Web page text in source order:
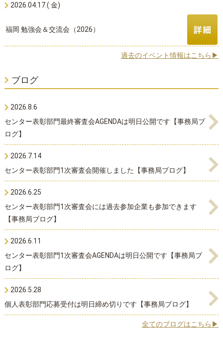
2026.04.17.( 金)
福岡 勉強会＆交流会（2026）
過去のイベント情報はこちら▶
ブログ
2026.8.6
センター表彰部門最終審査会AGENDAは明日公開です【事務局ブ
ログ】
2026.7.14
センター表彰部門1次審査会開催しました【事務局ブログ】
2026.6.25
センター表彰部門1次審査会には過去参加企業も参加できます
【事務局ブログ】
2026.6.11
センター表彰部門1次審査会AGENDAは明日公開です【事務局ブ
ログ】
2026.5.28
個人表彰部門応募受付は明日締め切りです【事務局ブログ】
全てのブログはこちら▶